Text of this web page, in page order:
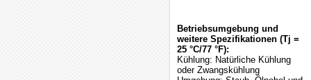
Betriebsumgebung und
weitere Spezifikationen (Tj =
25 °C/77 °F):
Kühlung: Natürliche Kühlung
oder Zwangskühlung